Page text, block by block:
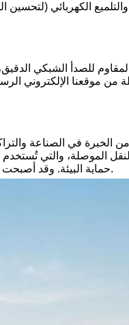
الكهربائي
للصدأ الشبكي
من موقعنا
في الصناعة
الموصلة، والتي
حماية البيئة. وقد أصبحت علامة تجارية رائدة في هذا المجال، وحازت على إشادة وثقة العملاء.